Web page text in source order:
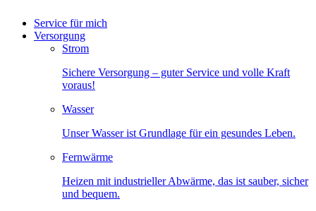
Service für mich
Versorgung
Strom
Sichere Versorgung – guter Service und volle Kraft
voraus!
Wasser
Unser Wasser ist Grundlage für ein gesundes Leben.
Fernwärme
Heizen mit industrieller Abwärme, das ist sauber, sicher
und bequem.